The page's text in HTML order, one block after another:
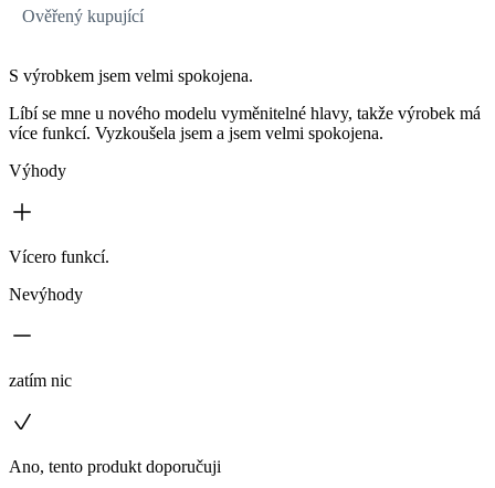
Ověřený kupující
S výrobkem jsem velmi spokojena.
Líbí se mne u nového modelu vyměnitelné hlavy, takže výrobek má
více funkcí. Vyzkoušela jsem a jsem velmi spokojena.
Výhody
Vícero funkcí.
Nevýhody
zatím nic
Ano, tento produkt doporučuji